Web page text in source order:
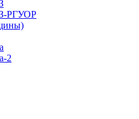
РГУОР
2